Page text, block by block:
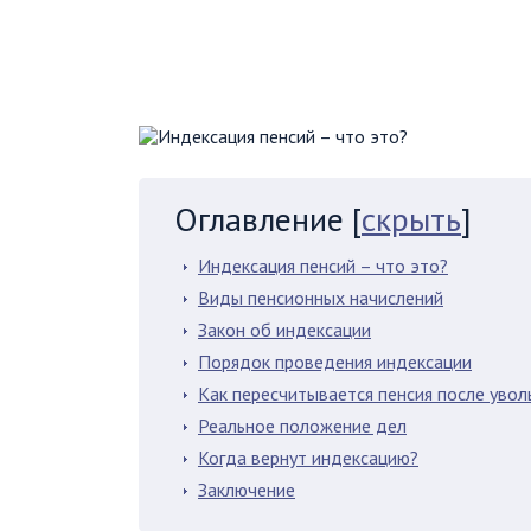
Оглавление [скрыть]
Индексация пенсий – что это?
Виды пенсионных начислений
Закон об индексации
Порядок проведения индексации
Как пересчитывается пенсия после
Реальное положение дел
Когда вернут индексацию?
Заключение